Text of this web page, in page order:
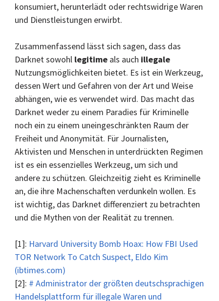
konsumiert, herunterlädt oder rechtswidrige Waren
und Dienstleistungen erwirbt.
Zusammenfassend lässt sich sagen, dass das
Darknet sowohl legitime als auch illegale
Nutzungsmöglichkeiten bietet. Es ist ein Werkzeug,
dessen Wert und Gefahren von der Art und Weise
abhängen, wie es verwendet wird. Das macht das
Darknet weder zu einem Paradies für Kriminelle
noch ein zu einem uneingeschränkten Raum der
Freiheit und Anonymität. Für Journalisten,
Aktivisten und Menschen in unterdrückten Regimen
ist es ein essenzielles Werkzeug, um sich und
andere zu schützen. Gleichzeitig zieht es Kriminelle
an, die ihre Machenschaften verdunkeln wollen. Es
ist wichtig, das Darknet differenziert zu betrachten
und die Mythen von der Realität zu trennen.
[1]: Harvard University Bomb Hoax: How FBI Used
TOR Network To Catch Suspect, Eldo Kim
(ibtimes.com)
[2]: # Administrator der größten deutschsprachigen
Handelsplattform für illegale Waren und